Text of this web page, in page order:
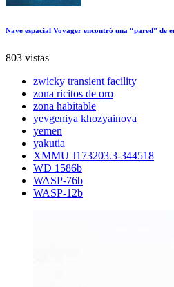
Nave espacial Voyager encontró una “pared” de
803 vistas
zwicky transient facility
zona ricitos de oro
zona habitable
yevgeniya khozyainova
yemen
yakutia
XMMU J173203.3-344518
WD 1586b
WASP-76b
WASP-12b